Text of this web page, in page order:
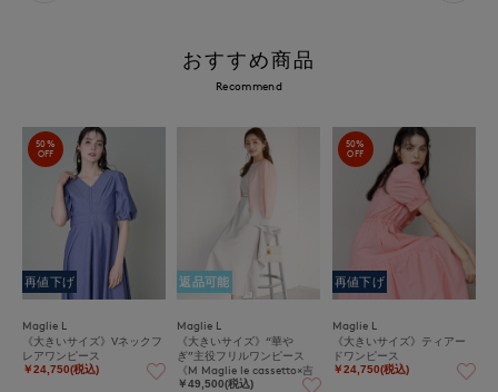
おすすめ商品
Recommend
50%
OFF
再値下げ
Maglie L
《大きいサイズ》Vネックフ
レアワンピース
￥24,750(税込)
返品可能
Maglie L
《大きいサイズ》“華や
ぎ”主役フリルワンピース
《M Maglie le cassetto×吉
田理紗》《UVカット・吸水
￥49,500(税込)
50%
OFF
再値下げ
Maglie L
《大きいサイズ》ティアー
ドワンピース
￥24,750(税込)